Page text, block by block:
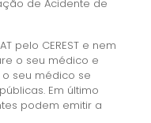
de Acidente de
pelo CEREST e nem
o seu médico e
seu médico se
Em último
podem emitir a